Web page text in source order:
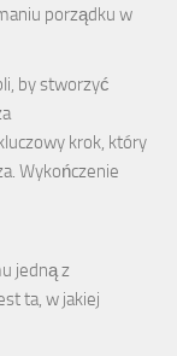
porządku w
by stworzyć
krok, który
Wykończenie
jedną z
ta, w jakiej